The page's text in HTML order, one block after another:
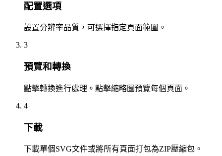
配置選項
設置分辨率品質，可選擇指定頁面範圍。
3
預覽和轉換
點擊轉換進行處理。點擊縮略圖預覽每個頁面。
4
下載
下載單個SVG文件或將所有頁面打包為ZIP壓縮包。